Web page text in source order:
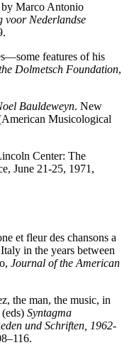
Marco Antonio
voor Nederlandse
features of his
Dolmetsch Foundation,
Bauldeweyn. New
Musicological
Center: The
June 21-25, 1971,
et fleur des chansons a
in the years between
Journal of the American
the man, the music, in
Syntagma
und Schriften, 1962-